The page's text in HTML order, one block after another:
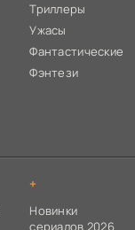
Триллеры
Ужасы
Фантастические
Фэнтези
+
Новинки
сериалов 2026